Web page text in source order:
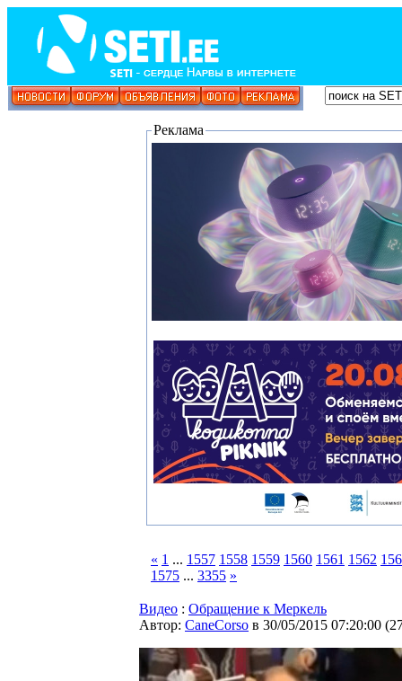
Реклама
« 1 ... 1557 1558 1559 1560 1561 1562
1575 ... 3355 »
Видео : Обращение к Меркель
Автор: CaneCorso в 30/05/2015 07:20:00 (